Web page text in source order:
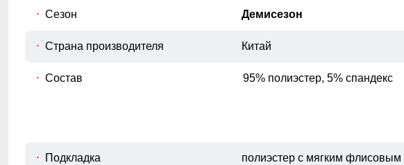
нижнему краю.
Сезон Демисезон
Страна производителя Китай
Состав 95% полиэстер, 5% спандекс
Подкладка
полиэстер с мягким флисовым